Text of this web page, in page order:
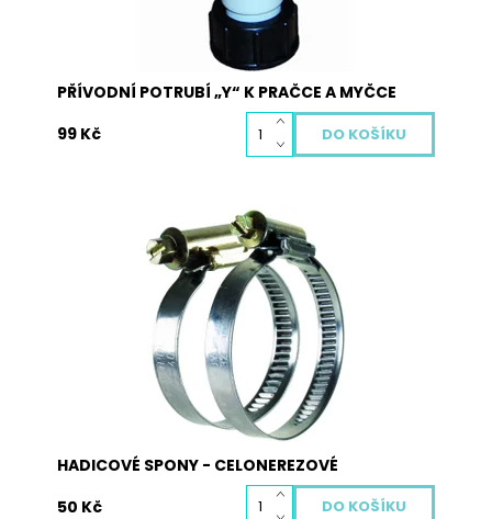
PŘÍVODNÍ POTRUBÍ „Y“ K PRAČCE A MYČCE
99 Kč
Šířka pásku 16mm až 25mm, celonerezové
provedení. Princip šnekového závitu s
asymetrickým tělesem zaručuje vysokou těsnící
spolehlivost. materiál: nerezová ocel. Balení
obsahuje 2 ks hadicovích spon.
Skladem
5014
HADICOVÉ SPONY - CELONEREZOVÉ
50 Kč